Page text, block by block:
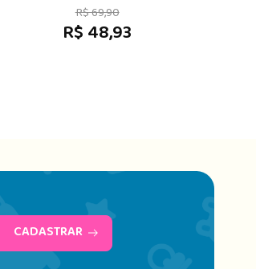
R$ 69,90
R$ 48,93
CADASTRAR